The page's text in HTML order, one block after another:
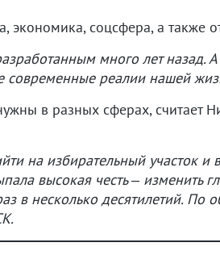
экономика, соцсфера, а также
много лет назад. А
реалии нашей
в разных сферах, считает
на избирательный участок и
высокая честь – изменить
в несколько десятилетий. По